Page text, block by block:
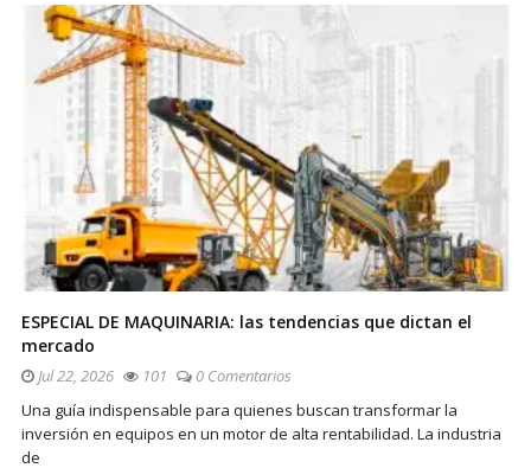
ESPECIAL DE MAQUINARIA: las tendencias que dictan el
mercado
Jul 22, 2026 101
0 Comentarios
Una guía indispensable para quienes buscan transformar la
inversión en equipos en un motor de alta rentabilidad. La industria
de